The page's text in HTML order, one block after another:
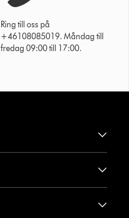
Ring till oss på
+46108085019. Måndag till
fredag 09:00 till 17:00.